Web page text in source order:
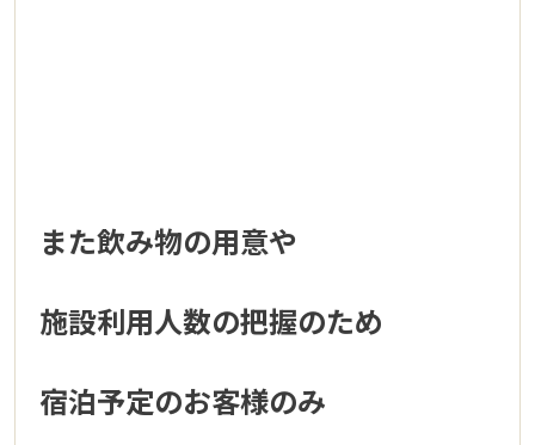
また飲み物の用意や
施設利用人数の把握のため
宿泊予定のお客様のみ